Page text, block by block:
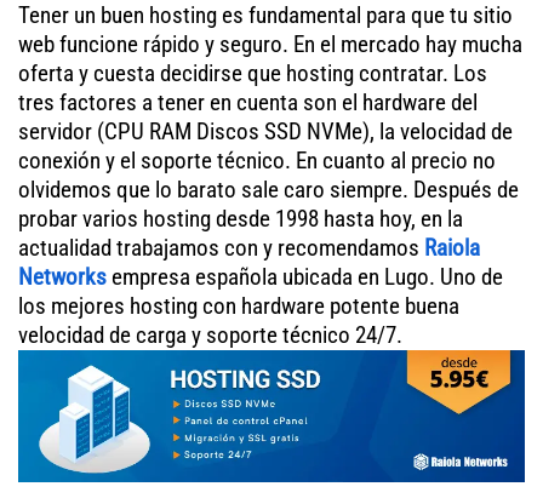
Tener un buen hosting es fundamental para que tu sitio
web funcione rápido y seguro. En el mercado hay mucha
oferta y cuesta decidirse que hosting contratar. Los
tres factores a tener en cuenta son el hardware del
servidor (CPU RAM Discos SSD NVMe), la velocidad de
conexión y el soporte técnico. En cuanto al precio no
olvidemos que lo barato sale caro siempre. Después de
probar varios hosting desde 1998 hasta hoy, en la
actualidad trabajamos con y recomendamos Raiola
Networks empresa española ubicada en Lugo. Uno de
los mejores hosting con hardware potente buena
velocidad de carga y soporte técnico 24/7.